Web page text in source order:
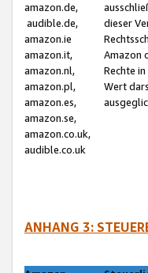
amazon.de,
audible.de,
amazon.ie
amazon.it,
amazon.nl,
amazon.pl,
amazon.es,
amazon.se,
amazon.co.uk,
audible.co.uk
dieser
Amazon
Rechte
Wert
ANHANG 3: